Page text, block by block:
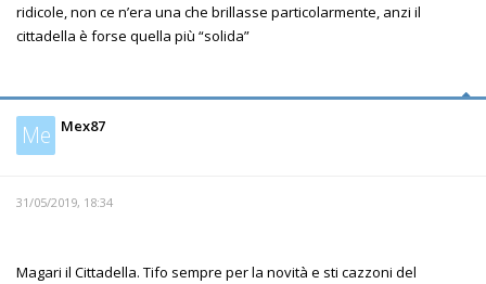
ridicole, non ce n’era una che brillasse particolarmente, anzi il
cittadella è forse quella più “solida”
Me Mex87
31/05/2019, 18:34
Magari il Cittadella. Tifo sempre per la novità e sti cazzoni del